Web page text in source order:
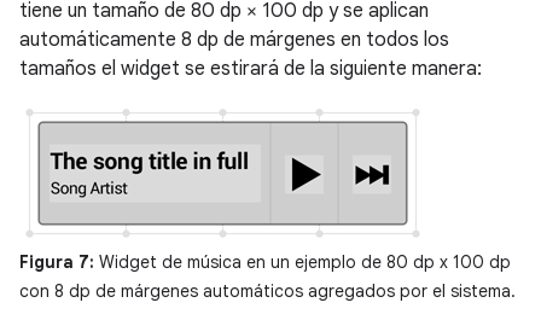
tiene un tamaño de 80 dp × 100 dp y se aplican
automáticamente 8 dp de márgenes en todos los
tamaños el widget se estirará de la siguiente manera:
Figura 7: Widget de música en un ejemplo de 80 dp x 100 dp
con 8 dp de márgenes automáticos agregados por el sistema.